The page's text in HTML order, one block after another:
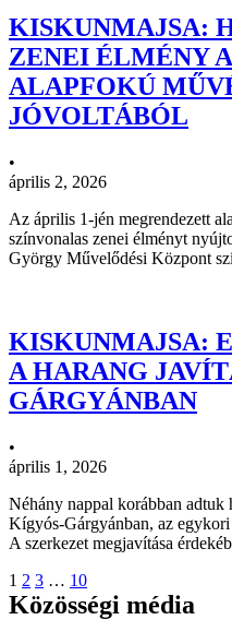
KISKUNMAJSA:
ZENEI ÉLMÉNY
ALAPFOKÚ
JÓVOLTÁBÓL
•
április 2, 2026
Az április 1-jén megrendezett
színvonalas zenei élményt
György Művelődési Központ
KISKUNMAJSA:
A HARANG
GÁRGYÁNBAN
•
április 1, 2026
Néhány nappal korábban adtuk
Kígyós-Gárgyánban, az
A szerkezet megjavítása
1 2 3 … 10
Közösségi média